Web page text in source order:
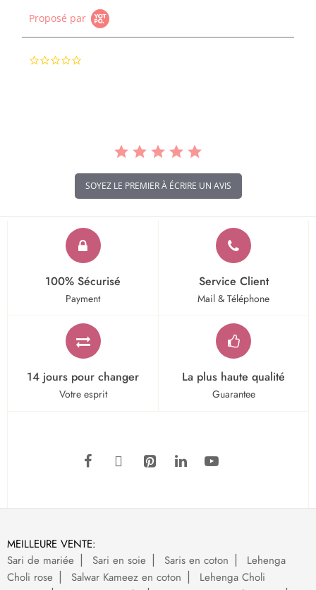
Proposé par
SOYEZ LE PREMIER À ÉCRIRE UN AVIS
100% Sécurisé
Payment
Service Client
Mail & Téléphone
14 jours pour changer
Votre esprit
La plus haute qualité
Guarantee
MEILLEURE VENTE:
Sari de mariée
Sari en soie Saris en coton
Lehenga
Choli rose
Salwar Kameez en coton
Lehenga Choli